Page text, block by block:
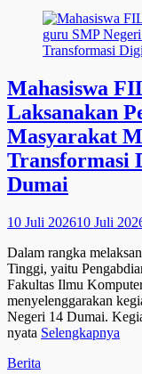
Mahasiswa
Laksanakan
Masyarakat
Transformasi
Dumai
Posted
10 Juli 202610 Juli
Dalam rangka
Tinggi, yaitu
Fakultas Ilmu
menyelenggarakan
Negeri 14 Dumai.
nyata Selengkapnya
Categories
Berita